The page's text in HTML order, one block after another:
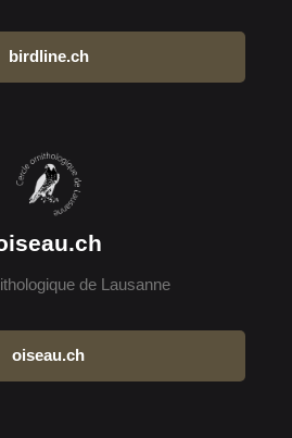
birdline.ch
de Lausanne
oiseau.ch